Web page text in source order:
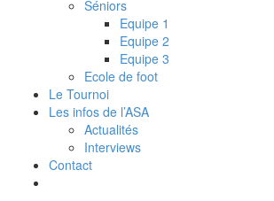
Séniors
Equipe 1
Equipe 2
Equipe 3
Ecole de foot
Le Tournoi
Les infos de l’ASA
Actualités
Interviews
Contact